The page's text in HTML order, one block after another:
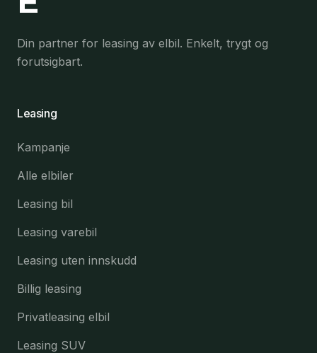
Din partner for leasing av elbil. Enkelt, trygt og
forutsigbart.
Leasing
Kampanje
Alle elbiler
Leasing bil
Leasing varebil
Leasing uten innskudd
Billig leasing
Privatleasing elbil
Leasing SUV